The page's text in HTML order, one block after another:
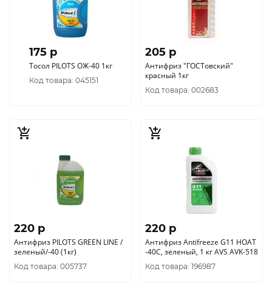
175 p
Тосол PILOTS ОЖ-40 1кг
Код товара: 045151
205 p
Антифриз "ГОСТовский"
красный 1кг
Код товара: 002683
220 p
Антифриз PILOTS GREEN LINE /
зеленый/-40 (1кг)
Код товара: 005737
220 p
Антифриз Antifreeze G11 HOAT
-40C, зеленый, 1 кг AVS AVK-518
Код товара: 196987